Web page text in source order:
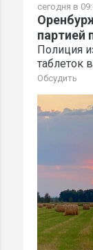
сегодня в
партией
Полиция
таблеток
Обсудить